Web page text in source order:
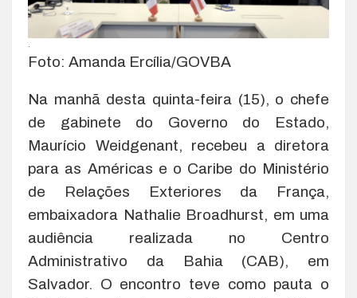
Foto: Amanda Ercília/GOVBA
Na manhã desta quinta-feira (15), o chefe
de gabinete do Governo do Estado,
Maurício Weidgenant, recebeu a diretora
para as Américas e o Caribe do Ministério
de Relações Exteriores da França,
embaixadora Nathalie Broadhurst, em uma
audiência realizada no Centro
Administrativo da Bahia (CAB), em
Salvador. O encontro teve como pauta o